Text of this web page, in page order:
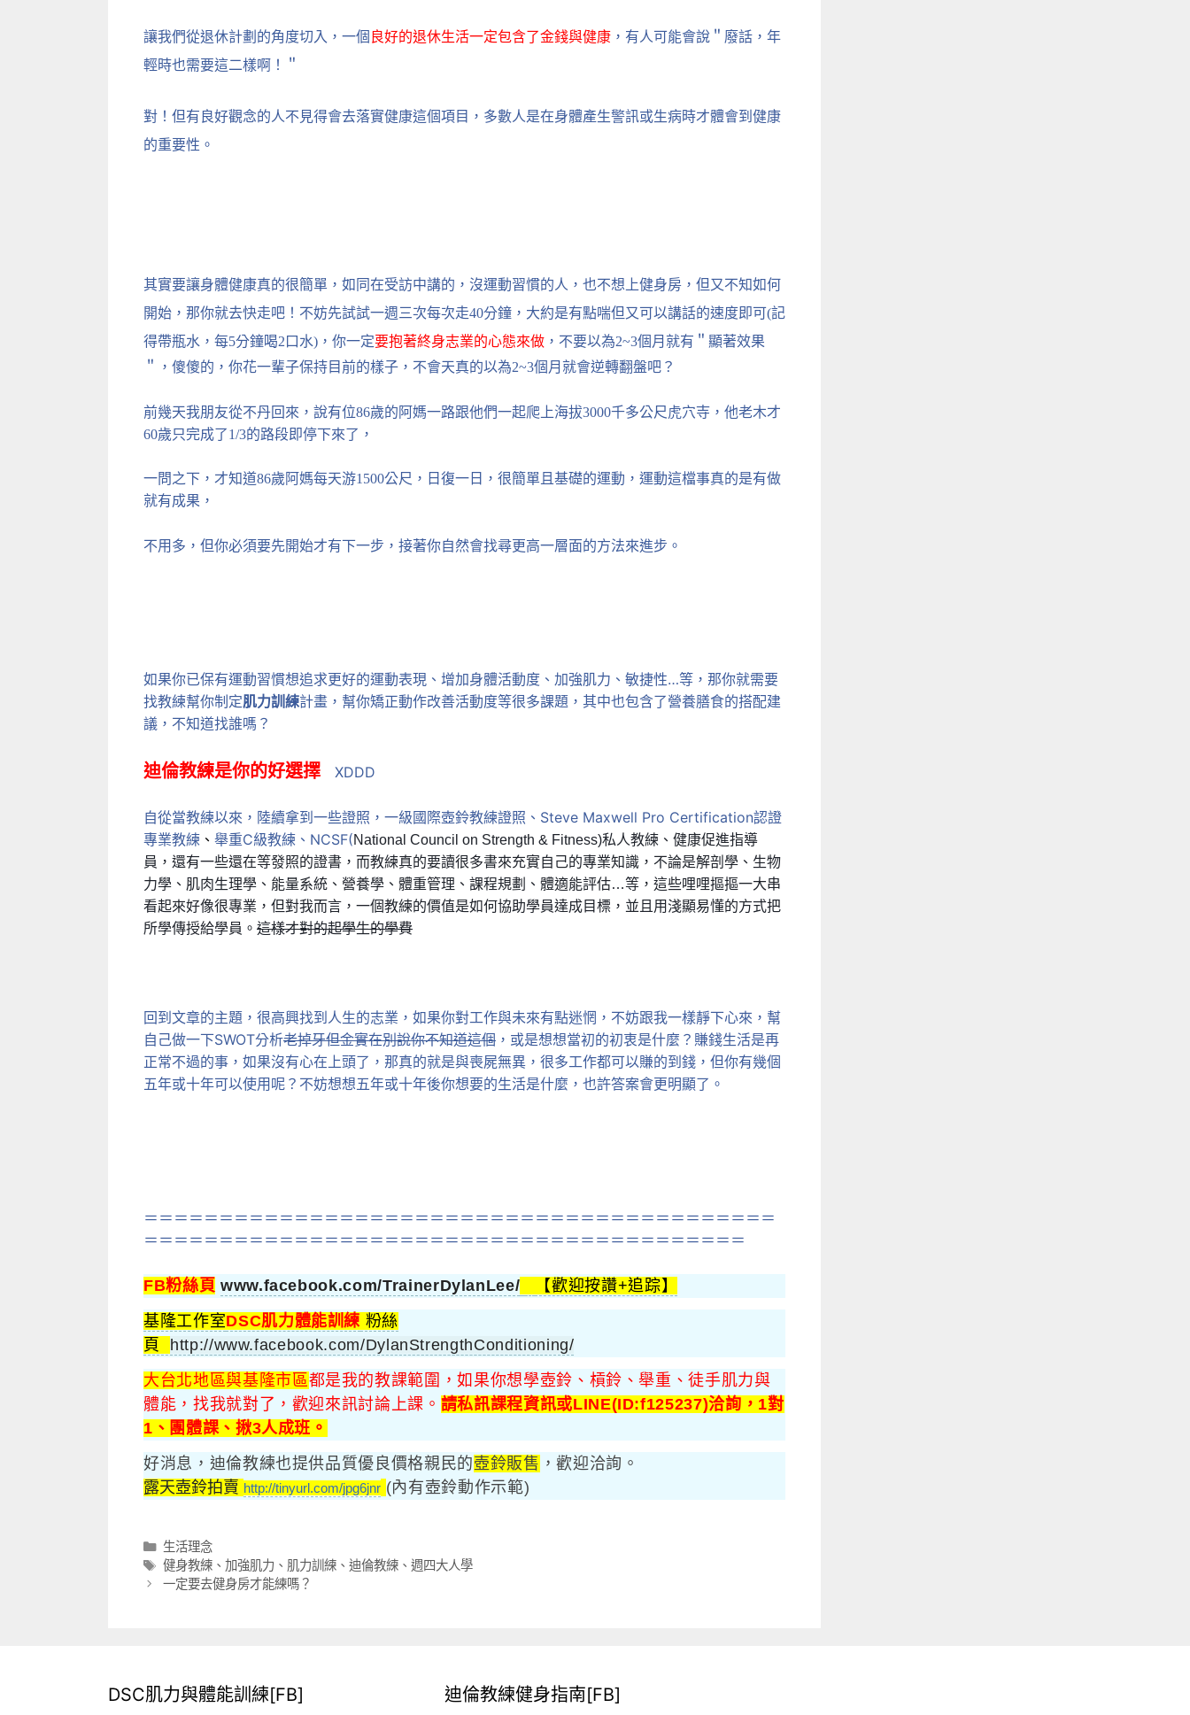
讓我們從退休計劃的角度切入，一個 良好的退休生活一定包含了金錢與健康 ，有人可能會說＂廢話，年
輕時也需要這二樣啊！＂
對！但有良好觀念的人不見得會去落實健康這個項目，多數人是在身體產生警訊或生病時才體會到健康
的重要性。
其實要讓身體健康真的很簡單，如同在受訪中講的，沒運動習慣的人，也不想上健身房，但又不知如何
開始，那你就去快走吧！不妨先試試一週三次每次走40分鐘，大約是有點喘但又可以講話的速度即可(記
得帶瓶水，每5分鐘喝2口水)，你一定要抱著終身志業的心態來做 ，不要以為2~3個月就有＂顯著效果
＂，傻傻的，你花一輩子保持目前的樣子， 不會天真的以為2~3個月就會逆轉翻盤吧？
前幾天我朋友從不丹回來，說有位86歲的阿媽一路跟他們一起爬上海拔3000千多公尺虎穴寺，他老木才
60歲只完成了1/3的路段即停下來了，
一問之下，才知道86歲阿媽每天游1500公尺，日復一日，很簡單且基礎的運動，運動這檔事真的是有做
就有成果，
不用多，但你必須要先開始才有下一步， 接著你自然會找尋更高一層面的方法來進步。
如果你已保有運動習慣想追求更好的運動表現、增加身體活動度、加強肌力、敏捷性…等，那你就需要
找教練幫你制定肌力訓練計畫，幫你矯正動作改善活動度等很多課題，其中也包含了營養膳食的搭配建
議，不知道找誰嗎？
迪倫教練是你的好選擇 XDDD
自從當教練以來，陸續拿到一些證照，一級國際壺鈴教練證照、Steve Maxwell Pro Certification認證
專業教練 、 舉重C級教練、NCSF(National Council on Strength & Fitness)私人教練、健康促進指導
員，還有一些還在等發照的證書 ，而教練真的要讀很多書來充實自己的專業知識，不論是解剖學、生物
力學、肌肉生理學、能量系統、營養學、體重管理、課程規劃、體適能評估…等，這些哩哩摳摳一大串
看起來好像很專業，但對我而言，一個教練的價值是如何協助學員達成目標，並且用淺顯易懂的方式把
所學傳授給學員。 這樣才對的起學生的學費
回到文章的主題，很高興找到人生的志業，如果你對工作與未來有點迷惘，不妨跟我一樣靜下心來，幫
自己做一下SWOT分析老掉牙但金實在別說你不知道這個 ，或是想想當初的初衷是什麼？賺錢生活是再
正常不過的事，如果沒有心在上頭了，那真的就是與喪屍無異，很多工作都可以賺的到錢，但你有幾個
五年或十年可以使用呢？不妨想想五年或十年後你想要的生活是什麼，也許答案會更明顯了。
＝＝＝＝＝＝＝＝＝＝＝＝＝＝＝＝＝＝＝＝＝＝＝＝＝＝＝＝＝＝＝＝＝＝＝＝＝＝＝＝＝＝
＝＝＝＝＝＝＝＝＝＝＝＝＝＝＝＝＝＝＝＝＝＝＝＝＝＝＝＝＝＝＝＝＝＝＝＝＝＝＝＝
FB粉絲頁 www.facebook.com/TrainerDylanLee/
【歡迎按讚+追踪】
基隆工作室DSC肌力體能訓練 粉絲
頁
http://www.facebook.com/DylanStrengthConditioning/
大台北地區與基隆市區都是我的教課範圍，如果你想學壺鈴、槓鈴、舉重、徒手肌力與
體能，找我就對了，歡迎來訊討論上課。 請私訊課程資訊或LINE(ID:f125237)洽詢，1對
1、團體課、揪3人成班。
好消息，迪倫教練也提供品質優良價格親民的壺鈴販售 ，歡迎洽詢。
露天壺鈴拍賣 http://tinyurl.com/jpg6jnr (內有壺鈴動作示範)
分
類
生活理念
標
籤
健身教練、 加強肌力 、 肌力訓練、 迪倫教練、 週四大人學
一定要去健身房才能練嗎？
DSC肌力與體能訓練[FB] 迪倫教練健身指南[FB]